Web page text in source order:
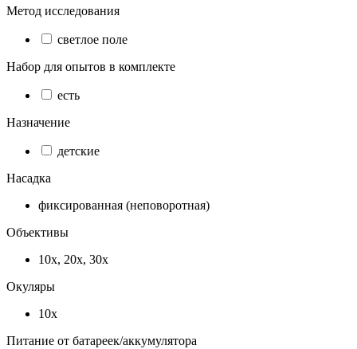
Метод исследования
светлое поле
Набор для опытов в комплекте
есть
Назначение
детские
Насадка
фиксированная (неповоротная)
Объективы
10х, 20х, 30х
Окуляры
10х
Питание от батареек/аккумулятора